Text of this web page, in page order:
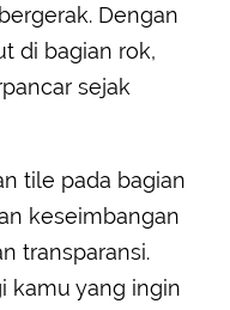
Dengan
di bagian rok,
sejak
tile pada bagian
keseimbangan
transparansi.
kamu yang ingin